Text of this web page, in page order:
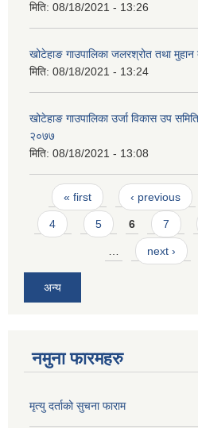
मिति: 08/18/2021 - 13:26
खोटेहाङ गाउपालिका जलरश्रोत तथा मुहान
मिति: 08/18/2021 - 13:24
खोटेहाङ गाउपालिका उर्जा विकास उप
२०७७
मिति: 08/18/2021 - 13:08
Pages
« first ‹ previous
4 5 6 7
next ›
अन्य
नमुना फारमहरु
मृत्यु दर्ताको सुचना फाराम